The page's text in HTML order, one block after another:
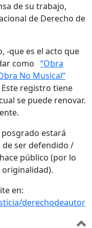
de su trabajo,
de Derecho de
-que es el acto que
como “Obra
No Musical”
registro tiene
se puede renovar.
estará
de ser defendido /
público (por lo
en:
derechodeautor